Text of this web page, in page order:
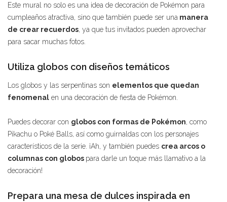
Este mural no solo es una idea de decoración de Pokémon para
cumpleaños atractiva, sino que también puede ser una manera
de crear recuerdos, ya que tus invitados pueden aprovechar
para sacar muchas fotos.
Utiliza globos con diseños temáticos
Los globos y las serpentinas son elementos que quedan
fenomenal en una decoración de fiesta de Pokémon.
Puedes decorar con globos con formas de Pokémon, como
Pikachu o Poké Balls, así como guirnaldas con los personajes
característicos de la serie. ¡Ah, y también puedes crea arcos o
columnas con globos para darle un toque más llamativo a la
decoración!
Prepara una mesa de dulces inspirada en